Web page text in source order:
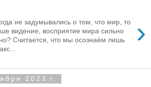
›
не задумывались о том, что мир, то
видение, восприятие мира сильно
Считается, что мы осознаём лишь
2023 г.